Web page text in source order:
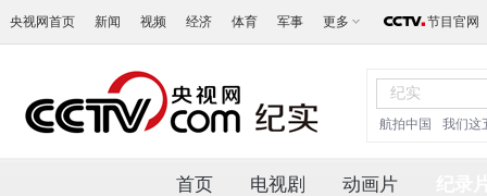
央视网首页 新闻 视频 经济 体育 军事 更多 节目官网
航拍中国 我们这
首页 电视剧 动画片